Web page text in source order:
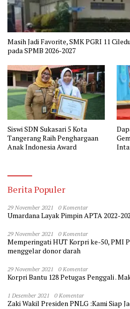
Masih Jadi Favorite, SMK PGRI 11
pada SPMB 2026-2027
Siswi SDN Sukasari 5 Kota
Tangerang Raih Penghargaan
Anak Indonesia Award
Berita Populer
29 November 2021 0 Komentar
Umardana Layak Pimpin APTA 2022-
29 November 2021 0 Komentar
Memperingati HUT Korpri ke-50, PMI
menggelar donor darah
29 November 2021 0 Komentar
Korpri Bantu 128 Petugas Penggali .
1 Desember 2021 0 Komentar
Zaki Wakil Presiden PNLG :Kami Siap